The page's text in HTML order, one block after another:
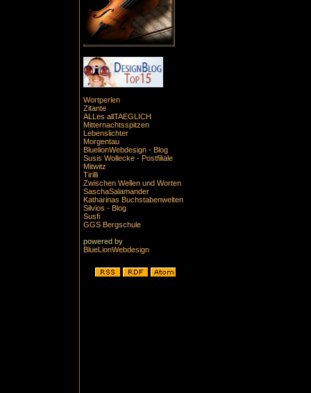
Wortperlen
Zitante
ALLes allTAEGLICH
Mitternachtsspitzen
Lebenslichter
Morgentau
BluelionWebdesign - Blog
Susis Wollecke - Postfiliale
Mitwitz
Tirilli
Zwischen Wellen und Worten
SaschaSalamander
Katharinas Buchstabenwelten
Silvios - Blog
Susfi
GGS Bergschule
powered by
BlueLionWebdesign